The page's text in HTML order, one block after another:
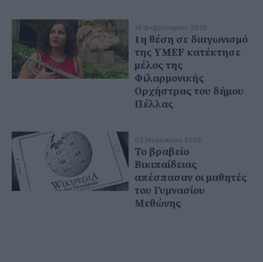
13 Φεβρουαρίου 2025
1η θέση σε διαγωνισμό
της YMEF κατέκτησε
μέλος της
Φιλαρμονικής
Ορχήστρας του δήμου
Πέλλας
03 Ιανουαρίου 2025
Το βραβείο
Βικιπαίδειας
απέσπασαν οι μαθητές
του Γυμνασίου
Μεθώνης